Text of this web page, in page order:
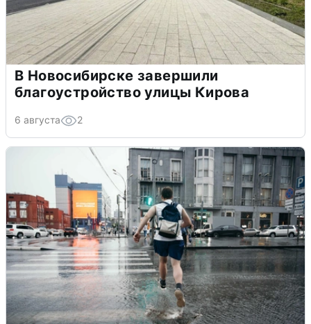
В Новосибирске завершили
благоустройство улицы Кирова
6 августа 2